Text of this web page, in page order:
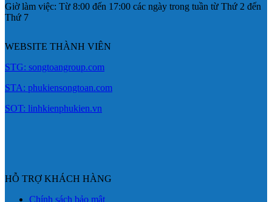
Giờ làm việc: Từ 8:00 đến 17:00 các ngày trong tuần từ Thứ 2 đến
Thứ 7
WEBSITE THÀNH VIÊN
STG: songtoangroup.com
STA: phukiensongtoan.com
SOT: linhkienphukien.vn
HỖ TRỢ KHÁCH HÀNG
Chính sách bảo mật